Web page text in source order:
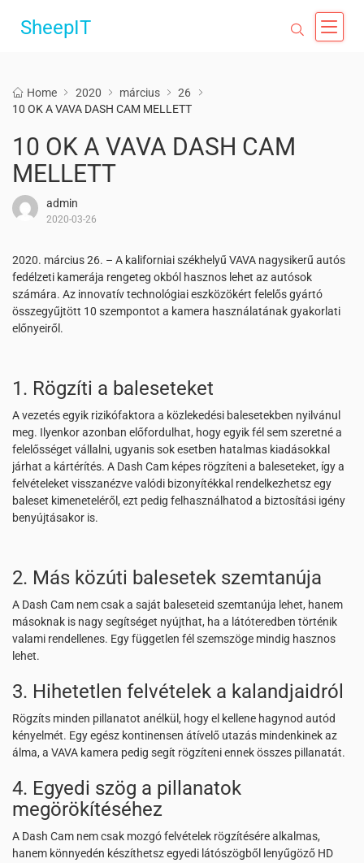
SheepIT
Home 2020 március
26
10 OK A VAVA DASH CAM MELLETT
10 OK A VAVA DASH CAM
MELLETT
admin
2020-03-26
2020. március 26. – A kaliforniai székhelyű VAVA nagysikerű autós
fedélzeti kamerája rengeteg okból hasznos lehet az autósok
számára. Az innovatív technológiai eszközökért felelős gyártó
összegyűjtött 10 szempontot a kamera használatának gyakorlati
előnyeiről.
1. Rögzíti a baleseteket
A vezetés egyik rizikófaktora a közlekedési balesetekben nyilvánul
meg. Ilyenkor azonban előfordulhat, hogy egyik fél sem szeretné a
felelősséget vállalni, ugyanis sok esetben hatalmas kiadásokkal
járhat a kártérítés. A Dash Cam képes rögzíteni a baleseteket, így a
felvételeket visszanézve valódi bizonyítékkal rendelkezhetsz egy
baleset kimeneteléről, ezt pedig felhasználhatod a biztosítási igény
benyújtásakor is.
2. Más közúti balesetek szemtanúja
A Dash Cam nem csak a saját baleseteid szemtanúja lehet, hanem
másoknak is nagy segítséget nyújthat, ha a látóteredben történik
valami rendellenes. Egy független fél szemszöge mindig hasznos
lehet.
3. Hihetetlen felvételek a kalandjaidról
Rögzíts minden pillanatot anélkül, hogy el kellene hagynod autód
kényelmét. Egy egész kontinensen átívelő utazás mindenkinek az
álma, a VAVA kamera pedig segít rögzíteni ennek összes pillanatát.
4. Egyedi szög a pillanatok
megörökítéséhez
A Dash Cam nem csak mozgó felvételek rögzítésére alkalmas,
hanem könnyedén készíthetsz egyedi látószögből lenyűgöző HD